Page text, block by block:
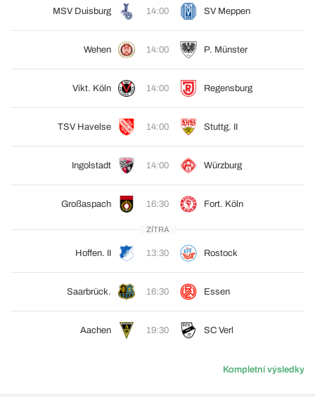
MSV Duisburg 14:00 SV Meppen
Wehen 14:00 P. Münster
Vikt. Köln 14:00 Regensburg
TSV Havelse 14:00 Stuttg. II
Ingolstadt 14:00 Würzburg
Großaspach 16:30 Fort. Köln
ZÍTRA
Hoffen. II 13:30 Rostock
Saarbrück. 16:30 Essen
Aachen 19:30 SC Verl
Kompletní výsledky